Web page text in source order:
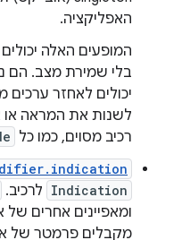
האפליקציה.
המופעים האלה
בלי שמירת מצב. הם
יכולים לאחזר ערכים
לשנות את המראה
רכיב מסוים, כמו כל
Indication לרכיב. ‫
ומאפיינים אחרים
מקבלים פרמטר של